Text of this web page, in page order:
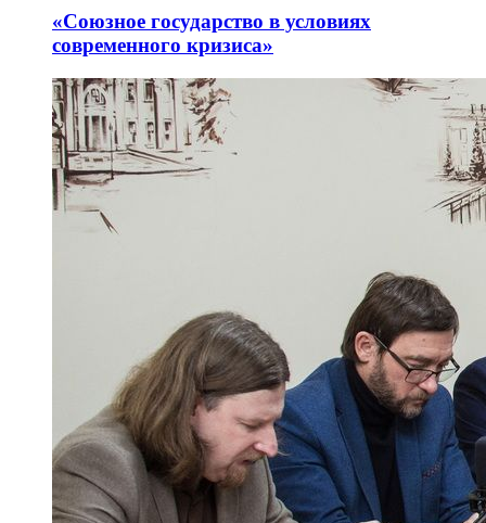
«Союзное государство в условиях
современного кризиса»